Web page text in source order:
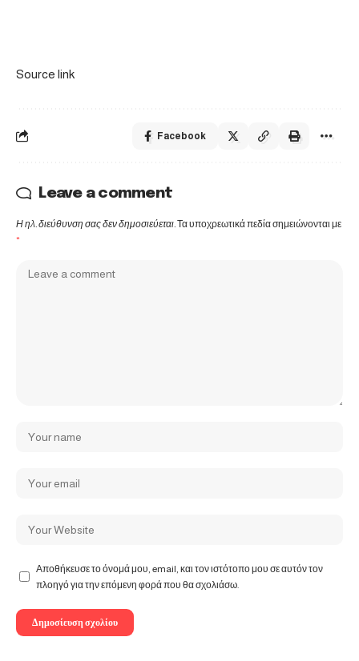
Source link
Facebook
Leave a comment
Η ηλ. διεύθυνση σας δεν δημοσιεύεται. Τα υποχρεωτικά πεδία σημειώνονται με
*
Αποθήκευσε το όνομά μου, email, και τον ιστότοπο μου σε αυτόν τον
πλοηγό για την επόμενη φορά που θα σχολιάσω.